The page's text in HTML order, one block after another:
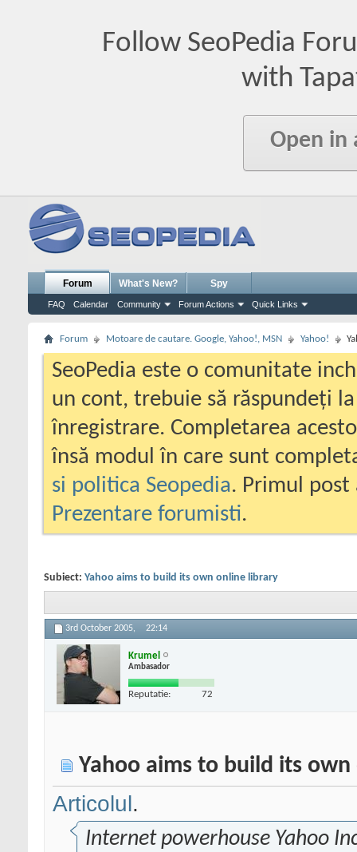
Follow SeoPedia
with
Open in
Forum
FAQ Calendar Community Forum Actions Quick Links
What's New? Spy
Forum Motoare de cautare. Google, Yahoo!, MSN Yahoo!
SeoPedia este o comunitate
un cont, trebuie să răspundeți
înregistrare. Completarea
însă modul în care sunt
si politica Seopedia. Primul
Prezentare forumisti.
Subiect: Yahoo aims to build its own online library
3rd October 2005, 22:14
Krumel
Ambasador
Reputatie: 72
Yahoo aims to build its
Articolul.
Internet powerhouse Yahoo